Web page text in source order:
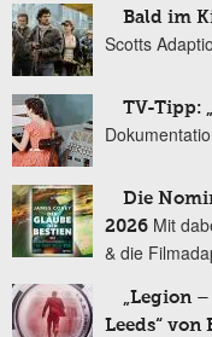
Bald im
Scotts
TV-Tipp:
Die
2026 Mit
& die
„Legion
Leeds“ von